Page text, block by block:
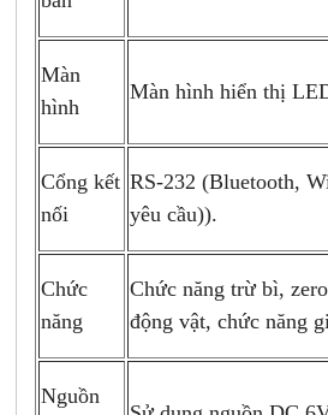
Màn
hình
Màn hình hiển thị
Cổng kết
nối
RS-232 (Bluetooth,
yêu cầu)).
Chức
năng
Chức năng trừ bì,
động vật, chức năng
Nguồn